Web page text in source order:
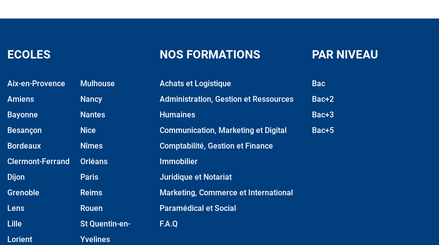
ECOLES
Aix-en-Provence
Amiens
Bayonne
Besançon
Bordeaux
Clermont-Ferrand
Dijon
Grenoble
Lens
Lille
Lorient
Mulhouse
Nancy
Nantes
Nice
Nîmes
Orléans
Paris
Reims
Rouen
St Quentin-en-
Yvelines
NOS FORMATIONS
Achats et Logistique
Administration, Gestion et Ressources
Humaines
Communication, Marketing et Digital
Comptabilité, Gestion et Finance
Immobilier
Juridique et Notariat
Marketing, Commerce et International
Paramédical et Social
F.A.Q
PAR NIVEAU
Bac
Bac+2
Bac+3
Bac+5